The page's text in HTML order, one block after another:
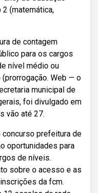
(matemática,
de contagem
para os cargos
nível médio ou
Web — o
municipal de
foi divulgado em
vão até 27.
prefeitura de
oportunidades para
de níveis.
sobre o acesso e as
da fcm.